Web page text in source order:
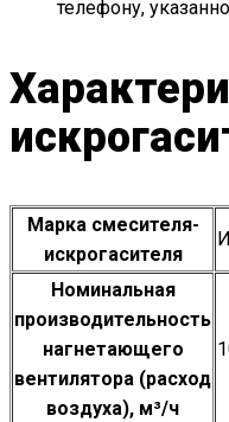
телефону,
Марка смесителя-
искрогасителя
Номинальная
производительность
нагнетающего
вентилятора (расход
воздуха), м³/ч